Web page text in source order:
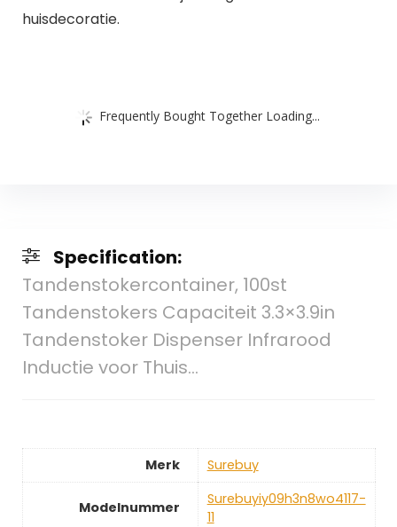
huisdecoratie.
Frequently Bought Together Loading...
Specification:
Tandenstokercontainer, 100st
Tandenstokers Capaciteit 3.3×3.9in
Tandenstoker Dispenser Infrarood
Inductie voor Thuis…
Merk ‎Surebuy
Modelnummer
‎Surebuyiy09h3n8wo4117-
11